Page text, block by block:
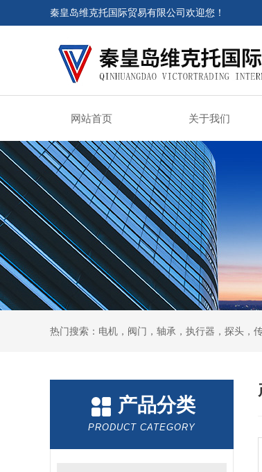
秦皇岛维克托国际贸易有限公司欢迎您！
网站首页 关于我们
热门搜索：电机，阀门，轴承，执行器，探头，
产品分类
PRODUCT CATEGORY